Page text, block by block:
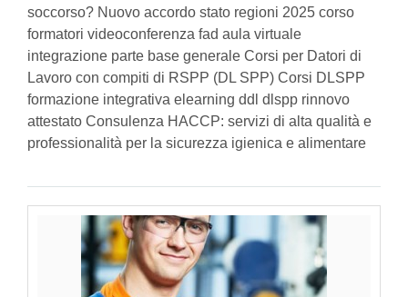
soccorso? Nuovo accordo stato regioni 2025 corso
formatori videoconferenza fad aula virtuale
integrazione parte base generale Corsi per Datori di
Lavoro con compiti di RSPP (DL SPP) Corsi DLSPP
formazione integrativa elearning ddl dlspp rinnovo
attestato Consulenza HACCP: servizi di alta qualità e
professionalità per la sicurezza igienica e alimentare